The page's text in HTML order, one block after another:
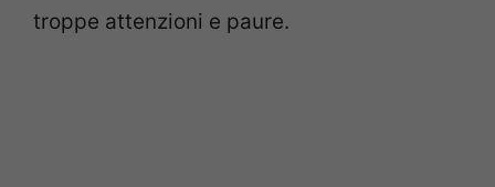
troppe attenzioni e paure.